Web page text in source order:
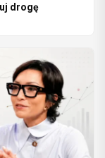
drogę